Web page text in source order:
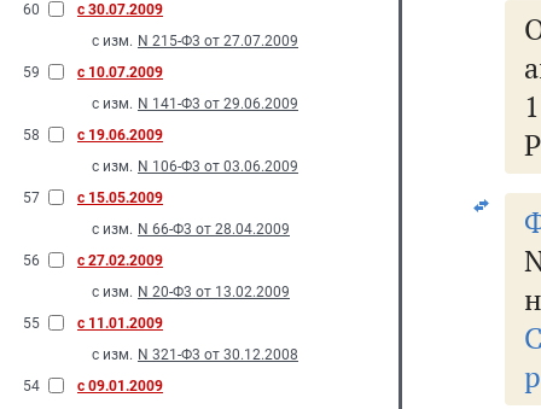
60
с 30.07.2009
с изм. N 215-Ф3 от 27.07.2009
59
с 10.07.2009
с изм. N 141-Ф3 от 29.06.2009
58
с 19.06.2009
с изм. N 106-Ф3 от 03.06.2009
57
с 15.05.2009
с изм. N 66-Ф3 от 28.04.2009
56
с 27.02.2009
с изм. N 20-Ф3 от 13.02.2009
55
с 11.01.2009
с изм. N 321-Ф3 от 30.12.2008
54
с 09.01.2009